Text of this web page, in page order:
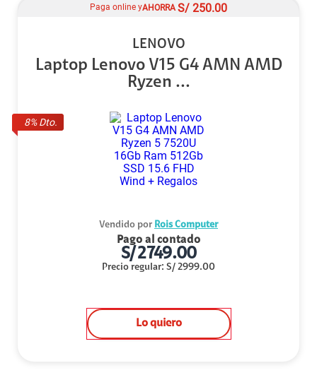
8% Dto.
Paga online yAHORRA S/ 250.00
LENOVO
Laptop Lenovo V15 G4 AMN AMD
Ryzen ...
Vendido por Rois Computer
Pago al contado
S/2749.00
Precio regular: S/ 2999.00
Lo quiero